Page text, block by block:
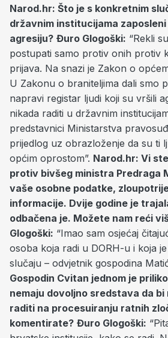
Narod.hr: Što je s konkretnim
državnim institucijama
agresiju? Đuro Glogoški: “Rekli
postupati samo protiv onih protiv
prijava. Na snazi je Zakon o
U Zakonu o braniteljima dali smo
napravi registar ljudi koji su vršili
nikada raditi u državnim
predstavnici Ministarstva
prijedlog uz obrazloženje da su ti
općim oprostom”. Narod.hr: Vi
protiv bivšeg ministra Predraga
vaše osobne podatke,
informacije. Dvije godine je
odbačena je. Možete nam reći
Glogoški: “Imao sam osjećaj
osoba koja radi u DORH-u i koja
slučaju – odvjetnik gospodina
Gospodin Cvitan jednom je
nemaju dovoljno sredstava da
raditi na procesuiranju ratnih
komentirate? Đuro Glogoški: